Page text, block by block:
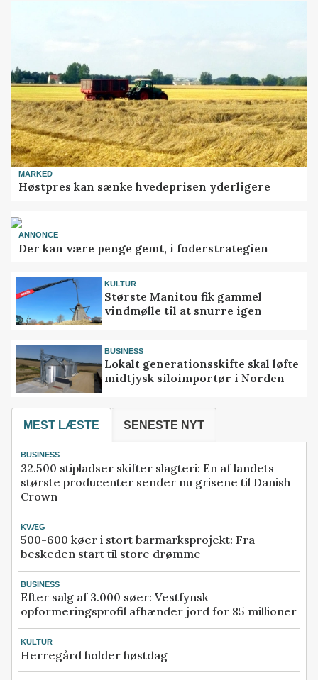
MARKED
Høstpres kan sænke hvedeprisen yderligere
ANNONCE
Der kan være penge gemt, i foderstrategien
KULTUR
Største Manitou fik gammel
vindmølle til at snurre igen
BUSINESS
Lokalt generationsskifte skal løfte
midtjysk siloimportør i Norden
MEST LÆSTE SENESTE NYT
BUSINESS
32.500 stipladser skifter slagteri: En af landets
største producenter sender nu grisene til Danish
Crown
KVÆG
500-600 køer i stort barmarksprojekt: Fra
beskeden start til store drømme
BUSINESS
Efter salg af 3.000 søer: Vestfynsk
opformeringsprofil afhænder jord for 85 millioner
KULTUR
Herregård holder høstdag